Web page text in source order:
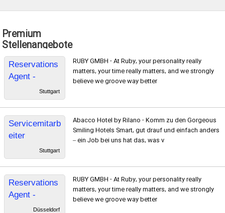
Premium
Stellenangebote
Reservations
Agent -
Stuttgart
RUBY GMBH - At Ruby, your personality really
matters, your time really matters, and we strongly
believe we groove way better
Servicemitarb
eiter
Stuttgart
Abacco Hotel by Rilano - Komm zu den Gorgeous
Smiling Hotels Smart, gut drauf und einfach anders
– ein Job bei uns hat das, was v
Reservations
Agent -
RemoteDüsseldorf
RUBY GMBH - At Ruby, your personality really
matters, your time really matters, and we strongly
believe we groove way better